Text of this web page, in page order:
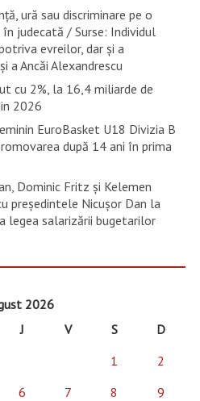
ură sau discriminare pe o
judecată / Surse: Individul
evreilor, dar și a
a Ancăi Alexandrescu
cu 2%, la 16,4 miliarde de
2026
EuroBasket U18 Divizia B
după 14 ani în prima
Dominic Fritz și Kelemen
președintele Nicușor Dan la
legea salarizării bugetarilor
2026
J V S
D
1
2
6 7 8
9